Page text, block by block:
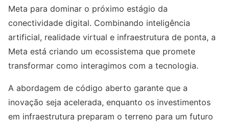
Meta para dominar o próximo estágio da
conectividade digital. Combinando inteligência
artificial, realidade virtual e infraestrutura de ponta, a
Meta está criando um ecossistema que promete
transformar como interagimos com a tecnologia.
A abordagem de código aberto garante que a
inovação seja acelerada, enquanto os investimentos
em infraestrutura preparam o terreno para um futuro